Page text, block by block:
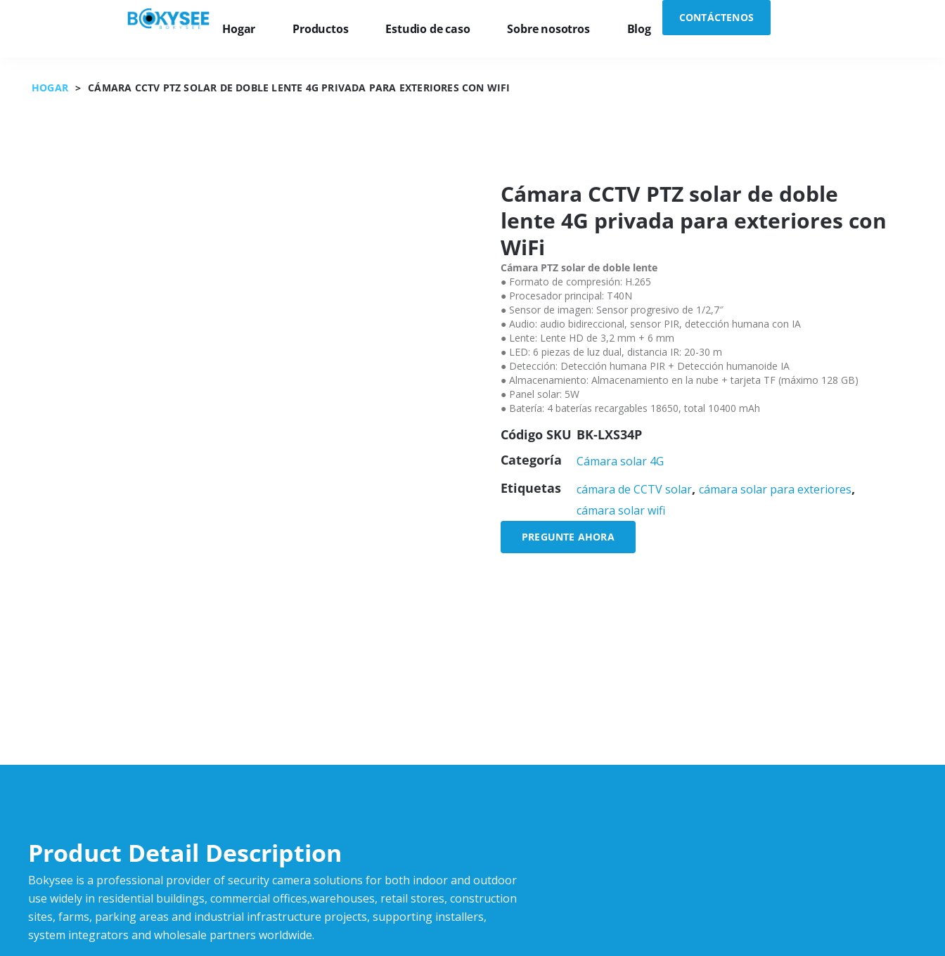
Hogar Productos Estudio de caso Sobre nosotros Blog
CONTÁCTENOS
HOGAR > CÁMARA CCTV PTZ SOLAR DE DOBLE LENTE 4G PRIVADA PARA EXTERIORES CON WIFI
Cámara CCTV PTZ solar de doble
lente 4G privada para exteriores con
WiFi
Cámara PTZ solar de doble lente
● Formato de compresión: H.265
● Procesador principal: T40N
● Sensor de imagen: Sensor progresivo de 1/2,7″
● Audio: audio bidireccional, sensor PIR, detección humana con IA
● Lente: Lente HD de 3,2 mm + 6 mm
● LED: 6 piezas de luz dual, distancia IR: 20-30 m
● Detección: Detección humana PIR + Detección humanoide IA
● Almacenamiento: Almacenamiento en la nube + tarjeta TF (máximo 128 GB)
● Panel solar: 5W
● Batería: 4 baterías recargables 18650, total 10400 mAh
Código SKU BK-LXS34P
Categoría
Cámara solar 4G
Etiquetas cámara de CCTV solar, cámara solar para exteriores,
cámara solar wifi
PREGUNTE AHORA
Product Detail Description
Bokysee is a professional provider of security camera solutions for both indoor and outdoor
use widely in residential buildings, commercial offices,warehouses, retail stores, construction
sites, farms, parking areas and industrial infrastructure projects, supporting installers,
system integrators and wholesale partners worldwide.